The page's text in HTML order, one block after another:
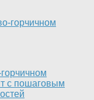
с пошаговым